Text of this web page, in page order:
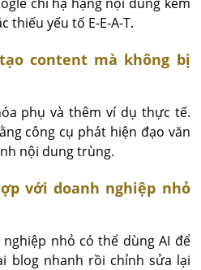
thiếu yếu tố E-E-A-T.
content mà không bị
phụ và thêm ví dụ thực tế.
công cụ phát hiện đạo văn
nội dung trùng.
với doanh nghiệp nhỏ
nhỏ có thể dùng AI để
blog nhanh rồi chỉnh sửa lại